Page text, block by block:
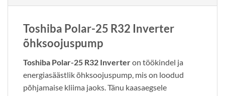
Toshiba Polar-25 R32 Inverter
õhksoojuspump
Toshiba Polar-25 R32 Inverteron töökindel ja
energiasäästlik õhksoojuspump, mis on loodud
põhjamaise kliima jaoks. Tänu kaasaegsele